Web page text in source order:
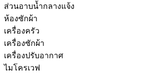
ส่วนอาบน้ำกลางแจ้ง
ห้องซักผ้า
เครื่องครัว
เครื่องซักผ้า
เครื่องปรับอากาศ
ไมโครเวฟ